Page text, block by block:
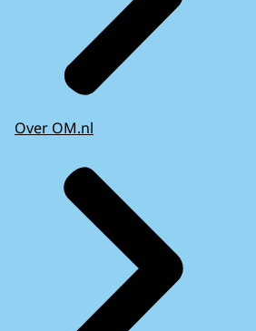
Over OM.nl